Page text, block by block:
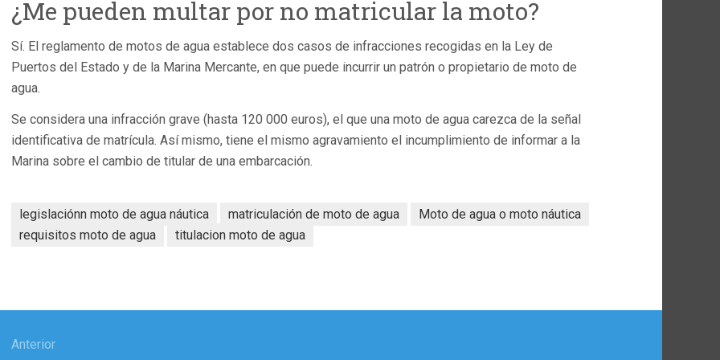
¿Me pueden multar por no matricular la moto?
Sí. El reglamento de motos de agua establece dos casos de infracciones recogidas en la Ley de
Puertos del Estado y de la Marina Mercante, en que puede incurrir un patrón o propietario de moto de
agua.
Se considera una infracción grave (hasta 120 000 euros), el que una moto de agua carezca de la señal
identificativa de matrícula. Así mismo, tiene el mismo agravamiento el incumplimiento de informar a la
Marina sobre el cambio de titular de una embarcación.
legislaciónn moto de agua náutica matriculación de moto de agua
Moto de agua o moto náutica
requisitos moto de agua
titulacion moto de agua
Anterior